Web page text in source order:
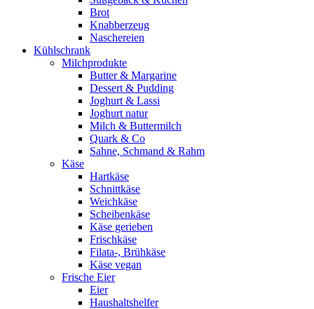
Brot
Knabberzeug
Naschereien
Kühlschrank
Milchprodukte
Butter & Margarine
Dessert & Pudding
Joghurt & Lassi
Joghurt natur
Milch & Buttermilch
Quark & Co
Sahne, Schmand & Rahm
Käse
Hartkäse
Schnittkäse
Weichkäse
Scheibenkäse
Käse gerieben
Frischkäse
Filata-, Brühkäse
Käse vegan
Frische Eier
Eier
Haushaltshelfer